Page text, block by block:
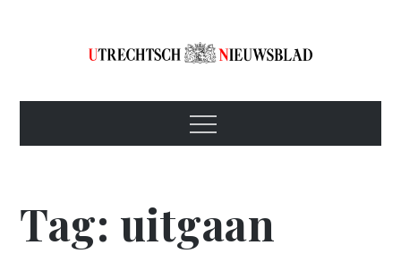
Utrechtsch
Nieuwsblad
1893-1967
Menu
Tag: uitgaan